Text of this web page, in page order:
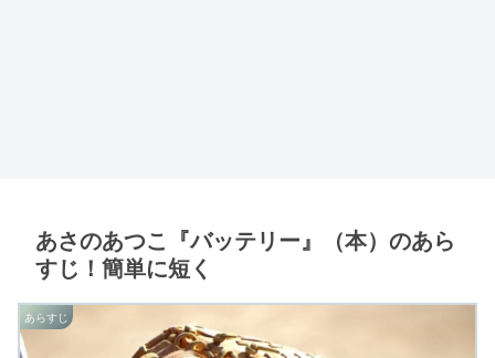
あさのあつこ『バッテリー』（本）のあら
すじ！簡単に短く
あらすじ